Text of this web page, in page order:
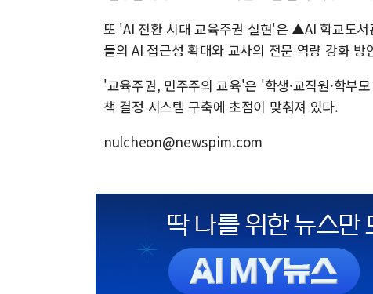
또 'AI 전환 시대 교육주권 실현'은 ▲AI 학교도
들의 AI 접근성 확대와 교사의 전문 역량 강화 방
'교육주권, 민주주의 교육'은 '학생·교직원·학부
책 결정 시스템 구축에 초점이 맞춰져 있다.
nulcheon@newspim.com